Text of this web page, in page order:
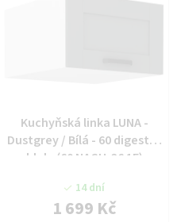
Kuchyňská linka LUNA -
Dustgrey / Bílá - 60 digestoř
hlub. (60 NAGU-36 1F)
14 dní
1 699 Kč